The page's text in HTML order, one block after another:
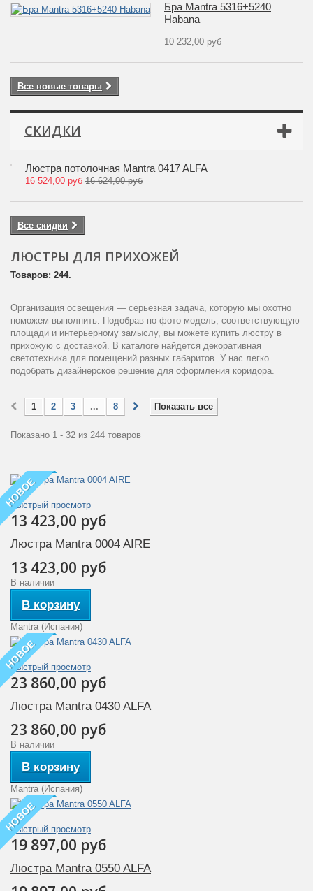
Бра Mantra 5316+5240
Habana
10 232,00 руб
Все новые товары
СКИДКИ
Люстра потолочная Mantra 0417 ALFA
16 524,00 руб 16 624,00 руб
Все скидки
ЛЮСТРЫ ДЛЯ ПРИХОЖЕЙ
Товаров: 244.
Организация освещения — серьезная задача, которую мы охотно
поможем выполнить. Подобрав по фото модель, соответствующую
площади и интерьерному замыслу, вы можете купить люстру в
прихожую с доставкой. В каталоге найдется декоративная
светотехника для помещений разных габаритов. У нас легко
подобрать дизайнерское решение для оформления коридора.
Показать все
1 2 3 ... 8
Показано 1 - 32 из 244 товаров
Быстрый просмотр
13 423,00 руб
НОВОЕ
Люстра Mantra 0004 AIRE
13 423,00 руб
В наличии
В корзину
Mantra (Испания)
Быстрый просмотр
23 860,00 руб
НОВОЕ
Люстра Mantra 0430 ALFA
23 860,00 руб
В наличии
В корзину
Mantra (Испания)
Быстрый просмотр
19 897,00 руб
НОВОЕ
Люстра Mantra 0550 ALFA